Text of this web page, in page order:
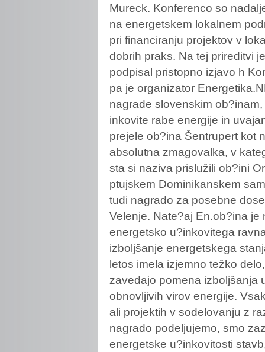
Mureck. Konferenco so
na energetskem lokalnem
pri financiranju projektov v
dobrih praks. Na tej prireditvi
podpisal pristopno izjavo h
pa je organizator
nagrade slovenskim
inkovite rabe energije in
prejele ob?ina Šentrupert kot
absolutna zmagovalka, v
sta si naziva prislužili ob?ini
ptujskem Dominikanskem
tudi nagrado za posebne
Velenje. Nate?aj En.ob?ina
energetsko u?inkovitega
izboljšanje energetskega
letos imela izjemno težko
zavedajo pomena izboljšanja
obnovljivih virov energije.
ali projektih v sodelovanju z
nagrado podeljujemo, smo
energetske u?inkovitosti